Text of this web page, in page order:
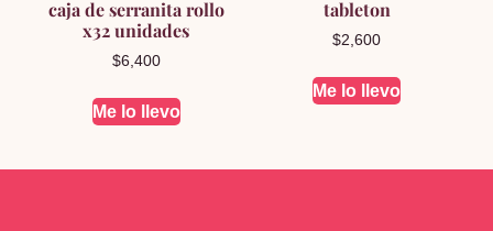
caja de serranita rollo
x32 unidades
$6,400
Me lo llevo
tableton
$2,600
Me lo llevo